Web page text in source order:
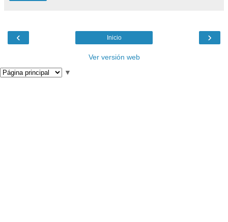
‹ ›
Inicio
Ver versión web
▼